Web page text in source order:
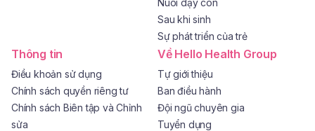
Nuôi dạy con
Sau khi sinh
Sự phát triển của trẻ
Thông tin
Điều khoản sử dụng
Chính sách quyền riêng tư
Chính sách Biên tập và Chỉnh
sửa
Về Hello Health Group
Tự giới thiệu
Ban điều hành
Đội ngũ chuyên gia
Tuyển dụng